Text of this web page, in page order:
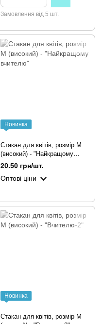
Замовлення від 5 шт.
Новинка
Стакан для квітів, розмір М
(високий) - "Найкращому
вчителю"
20.50 грн/шт.
Оптові ціни
Новинка
Стакан для квітів, розмір М